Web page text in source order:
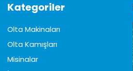
Kategoriler
Olta Makinaları
Olta Kamışları
Misinalar